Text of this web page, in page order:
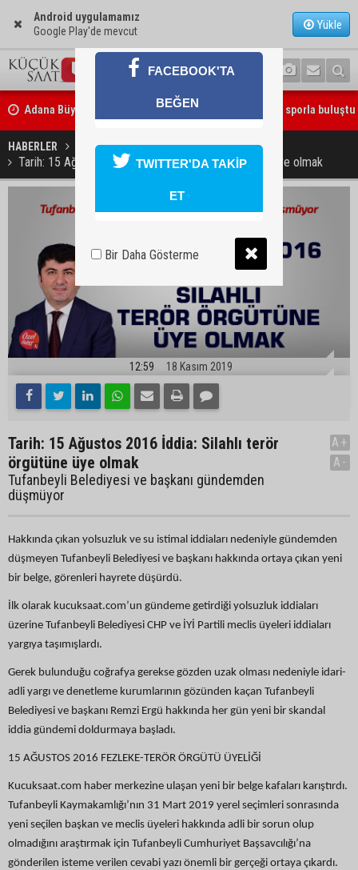
Android uygulamamız
Google Play'de mevcut
Yükle
Adana Büyükşehir Yaz Spor Okulları’nda 30 bin çocuk sporla buluştu
Beşiktaş dosyasında iki tahliye: Özcan Zenger ve Utku Caner
bırakıldı
HABERLER GÜNDEM
Tarih: 15 Ağustos 2016 İddia: Silahlı terör örgütüne üye olmak
12:59 18 Kasım 2019
Tarih: 15 Ağustos 2016 İddia: Silahlı terör
örgütüne üye olmak
Tufanbeyli Belediyesi ve başkanı gündemden
düşmüyor
A+
A-
Hakkında çıkan yolsuzluk ve su istimal iddiaları nedeniyle gündemden
düşmeyen Tufanbeyli Belediyesi ve başkanı hakkında ortaya çıkan yeni
bir belge, görenleri hayrete düşürdü.
İlk olarak kucuksaat.com’un gündeme getirdiği yolsuzluk iddiaları
üzerine Tufanbeyli Belediyesi CHP ve İYİ Partili meclis üyeleri iddiaları
yargıya taşımışlardı.
Gerek bulunduğu coğrafya gerekse gözden uzak olması nedeniyle idari-
adli yargı ve denetleme kurumlarının gözünden kaçan Tufanbeyli
Belediyesi ve başkanı Remzi Ergü hakkında her gün yeni bir skandal
iddia gündemi doldurmaya başladı.
15 AĞUSTOS 2016 FEZLEKE-TERÖR ÖRGÜTÜ ÜYELİĞİ
Kucuksaat.com haber merkezine ulaşan yeni bir belge kafaları karıştırdı.
Tufanbeyli Kaymakamlığı’nın 31 Mart 2019 yerel seçimleri sonrasında
yeni seçilen başkan ve meclis üyeleri hakkında adli bir sorun olup
olmadığını araştırmak için Tufanbeyli Cumhuriyet Başsavcılığı’na
gönderilen isteme verilen cevabi yazı önemli bir gerçeği ortaya çıkardı.
FACEBOOK'TA
BEĞEN
TWITTER'DA TAKİP
ET
Bir Daha Gösterme